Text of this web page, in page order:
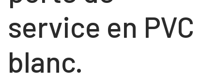
service en PVC
blanc.